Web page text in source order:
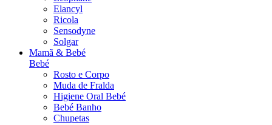
Elancyl
Ricola
Sensodyne
Solgar
Mamã & Bebé
Bebé
Rosto e Corpo
Muda de Fralda
Higiene Oral Bebé
Bebé Banho
Chupetas